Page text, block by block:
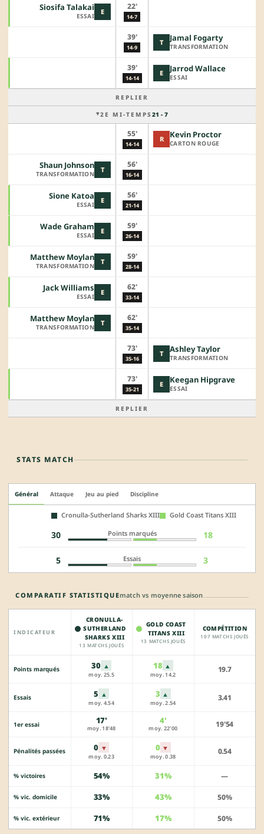
E
Siosifa Talakai
ESSAI
22'
14-7
39'
14-9
T Jamal Fogarty
TRANSFORMATION
39'
14-14
E Jarrod Wallace
ESSAI
REPLIER
2E MI-TEMPS 21 - 7
55'
14-14
R Kevin Proctor
CARTON ROUGE
T
Shaun Johnson
TRANSFORMATION
56'
16-14
E
Sione Katoa
ESSAI
56'
21-14
E
Wade Graham
ESSAI
59'
26-14
T
Matthew Moylan
TRANSFORMATION
59'
28-14
E
Jack Williams
ESSAI
62'
33-14
T
Matthew Moylan
TRANSFORMATION
62'
35-14
73'
35-16
T Ashley Taylor
TRANSFORMATION
73'
35-21
E Keegan Hipgrave
ESSAI
REPLIER
STATS MATCH
Général Attaque Jeu au pied Discipline
Cronulla-Sutherland Sharks XIII Gold Coast Titans XIII
30 Points marqués 18
5 Essais 3
COMPARATIF STATISTIQUEmatch vs moyenne saison
INDICATEUR
CRONULLA-
SUTHERLAND
SHARKS XIII
13 MATCHS JOUÉS
GOLD COAST
TITANS XIII
13 MATCHS JOUÉS
COMPÉTITION
107 MATCHS JOUÉS
Points marqués 30 ▲
moy. 25.5
18 ▲
moy. 14.2
19.7
Essais 5 ▲
moy. 4.54
3 ▲
moy. 2.54
3.41
1er essai 17'
moy. 18'48
4'
moy. 22'00 19'54
Pénalités passées 0 ▼
moy. 0.23
0 ▼
moy. 0.38
0.54
% victoires 54% 31% —
% vic. domicile 33% 43% 50%
% vic. extérieur 71% 17% 50%